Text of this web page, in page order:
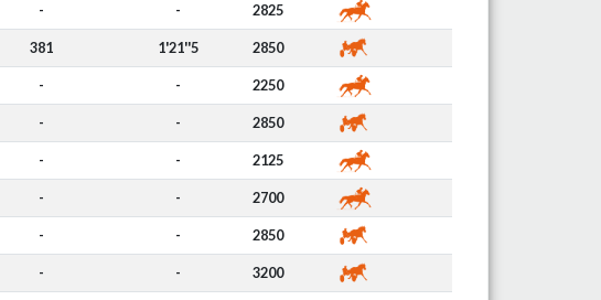
- - 2825
381 1'21''5 2850
- - 2250
- - 2850
- - 2125
- - 2700
- - 2850
- - 3200